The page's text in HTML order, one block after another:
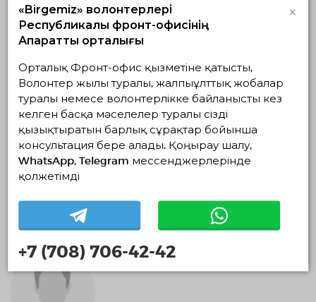
Медиа волонтерлік
«Birgemiz» волонтерлері
Республикалық фронт-офисінің
Ақпараттық орталығы
×
Орталық Фронт-офис қызметіне қатысты,
Волонтер жылы туралы, жалпыұлттық жобалар
туралы немесе волонтерлікке байланысты кез
келген басқа мәселелер туралы сізді
қызықтыратын барлық сұрақтар бойынша
консультация бере алады. Қоңырау шалу,
WhatsApp, Telegram мессенджерлерінде
қолжетімді
+7 (708) 706-42-42